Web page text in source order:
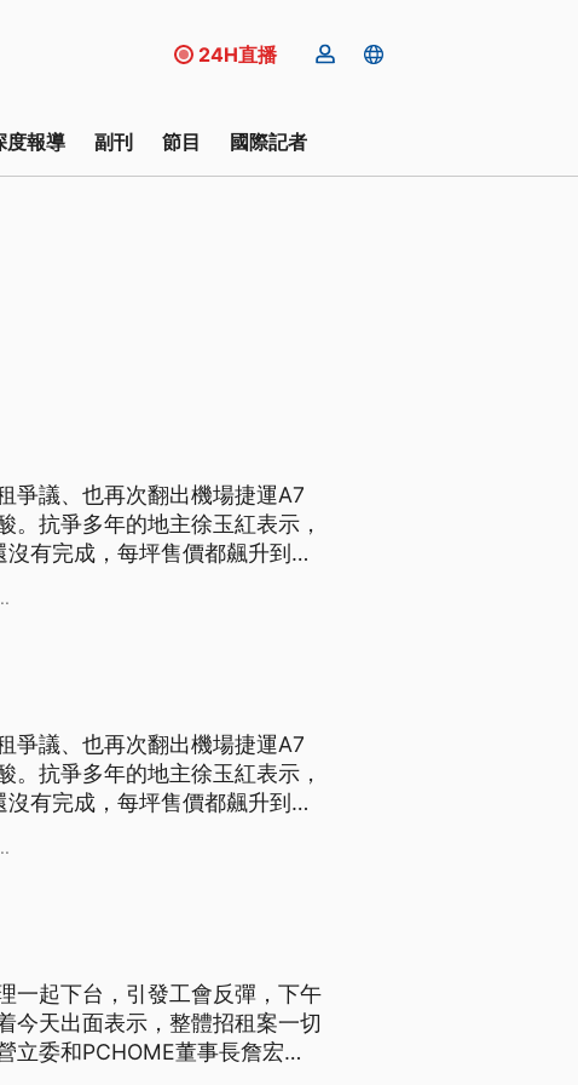
24H直播
度報導 副刊 節目 國際記者
爭議、也再次翻出機場捷運A7
。抗爭多年的地主徐玉紅表示，
有完成，每坪售價都飆升到近
間接圖利財團的白手套。 畫面
爭議、也再次翻出機場捷運A7
。抗爭多年的地主徐玉紅表示，
有完成，每坪售價都飆升到近
間接圖利財團的白手套。 畫面
一起下台，引發工會反彈，下午
今天出面表示，整體招租案一切
立委和PCHOME董事長詹宏志